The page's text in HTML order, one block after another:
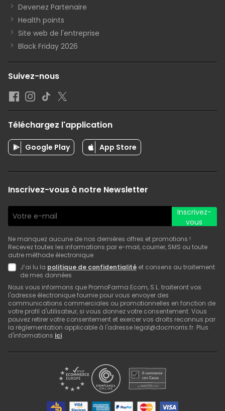
Devenez Partenaire
Health points
Site web de l'entreprise
Black Friday 2026
Suivez-nous
Téléchargez l'application
Google Play App Store
Inscrivez-vous à notre Newsletter
Inscrivez-
vous
Ne manquez aucune de nos dernières offres et promotions !
Recevez toutes les informations par e-mail, courrier, SMS ou toute
autre méthode électronique
J’ai lu la politique de confidentialité et consens au traitement
de mes données
Nous vous informons que PromoFarma Ecom, S.L. traiteront vos
l'adresse électronique fournie pour vous envoyer des
communications commerciales ou promotionnelles en fonction de
votre profil d'utilisateur, si vous donnez votre consentement. Vous
pouvez retirer votre consentement et exercer vos droits reconnus par
la réglementation applicable à l'adresse legal@docmorris.fr. Plus
d'informations ici.